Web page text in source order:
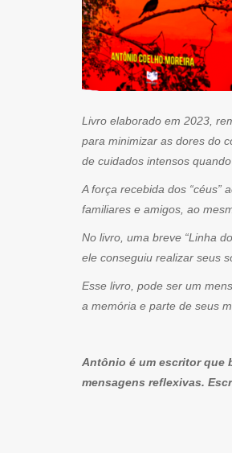
Livro elaborado em 2023,
para minimizar as dores do
de cuidados intensos
A força recebida dos “céus”
familiares e amigos, ao
No livro, uma breve “Linha
ele conseguiu realizar seus
Esse livro, pode ser um
a memória e parte de seus
Antônio é um escritor que
mensagens reflexivas.